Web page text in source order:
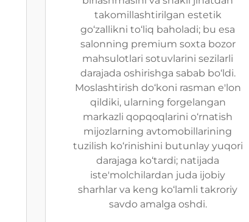
takomillashtirilgan estetik
go‘zallikni to‘liq baholadi; bu esa
salonning premium soxta bozor
mahsulotlari sotuvlarini sezilarli
darajada oshirishga sabab bo‘ldi.
Moslashtirish do‘koni rasman e'lon
qildiki, ularning forgelangan
markazli qopqoqlarini o‘rnatish
mijozlarning avtomobillarining
tuzilish ko‘rinishini butunlay yuqori
darajaga ko‘tardi; natijada
iste'molchilardan juda ijobiy
sharhlar va keng ko‘lamli takroriy
savdo amalga oshdi.